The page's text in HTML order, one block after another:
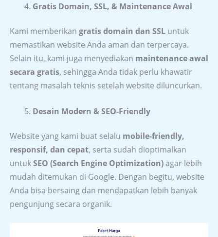
Gratis Domain, SSL, & Maintenance Awal
Kami memberikan gratis domain dan SSL untuk
memastikan website Anda aman dan terpercaya.
Selain itu, kami juga menyediakan maintenance awal
secara gratis, sehingga Anda tidak perlu khawatir
tentang masalah teknis setelah website diluncurkan.
Desain Modern & SEO-Friendly
Website yang kami buat selalu mobile-friendly,
responsif, dan cepat, serta sudah dioptimalkan
untukSEO (Search Engine Optimization)agar lebih
mudah ditemukan di Google. Dengan begitu, website
Anda bisa bersaing dan mendapatkan lebih banyak
pengunjung secara organik.